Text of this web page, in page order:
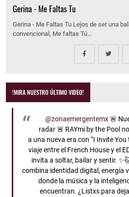
Gerina - Me Faltas Tu
Gerina - Me Faltas Tu Lejos de ser una
convencional, Me faltas Tú…
!MIRA NUESTRO ÚLTIMO VIDEO!
@zonaemergentemx🚨
radar 🚨 RAYmi by the Pool
a una nueva era con “I Invite You
viaje entre el French House y el
invita a soltar, bailar y sentir.
combina identidad digital, energía
donde la música y la
encuentran. ¿Listxs para